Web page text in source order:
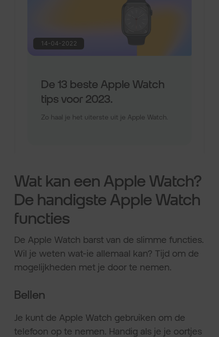
Wat kan een Apple Watch?
De handigste Apple Watch
functies
De Apple Watch barst van de slimme functies.
Wil je weten wat-ie allemaal kan? Tijd om de
mogelijkheden met je door te nemen.
Bellen
Je kunt de Apple Watch gebruiken om de
telefoon op te nemen. Handig als je je oortjes